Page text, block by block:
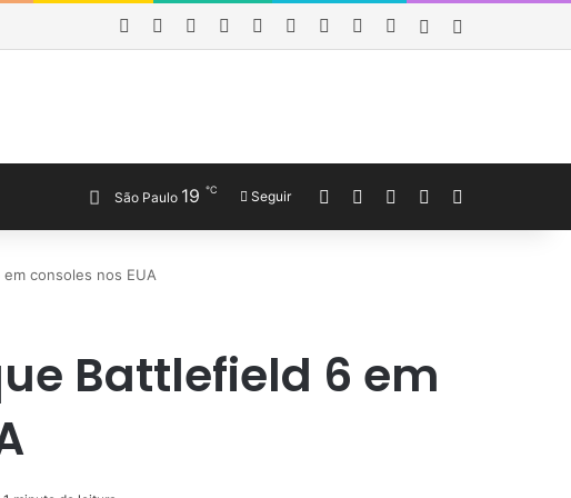
Facebook YouTubeLast.FMSoundCloud
InstagramTelegramWhatsAppObewise Radio
Entrar
São Paulo 19 ℃ Seguir Entrar Veja seu carrinho de
Barra Lateral
Switch skin
consoles nos EUA
Battlefield 6 em